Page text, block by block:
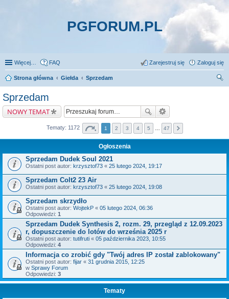
PGFORUM.PL
Więcej… FAQ Zaloguj się
Zarejestruj się
Strona główna Giełda
Sprzedam
Sprzedam
NOWY TEMAT
Tematy: 1172 1 2 3 4 5 47
Ogłoszenia
Sprzedam Dudek Soul 2021
Ostatni post autor: krzysztof73 « 25 lutego 2024, 19:17
Sprzedam Colt2 23 Air
Ostatni post autor: krzysztof73 « 25 lutego 2024, 19:08
Sprzedam skrzydło
Ostatni post autor: WojtekP « 05 lutego 2024, 06:36
Odpowiedzi: 1
Sprzedam Dudek Synthesis 2, rozm. 29, przegląd z 12.09.2023
r, dopuszczenie do lotów do września 2025 r
Ostatni post autor: tutifruti « 05 października 2023, 10:55
Odpowiedzi: 4
Informacja co zrobić gdy "Twój adres IP został zablokowany"
Ostatni post autor: fijar « 31 grudnia 2015, 12:25
w Sprawy Forum
Odpowiedzi: 3
Tematy